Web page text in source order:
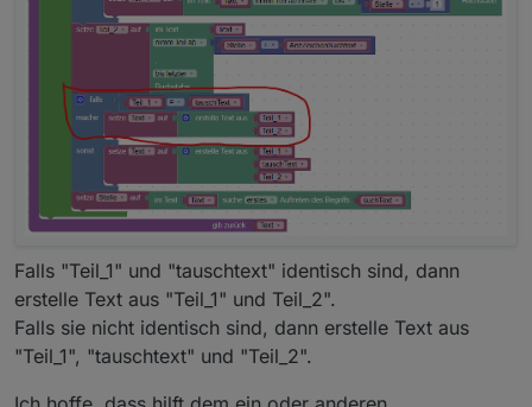
Falls "Teil_1" und "tauschtext" identisch sind, dann
erstelle Text aus "Teil_1" und Teil_2".
Falls sie nicht identisch sind, dann erstelle Text aus
"Teil_1", "tauschtext" und "Teil_2".